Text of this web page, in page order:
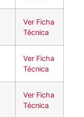
Ver Ficha
Técnica
Ver Ficha
Técnica
Ver Ficha
Técnica